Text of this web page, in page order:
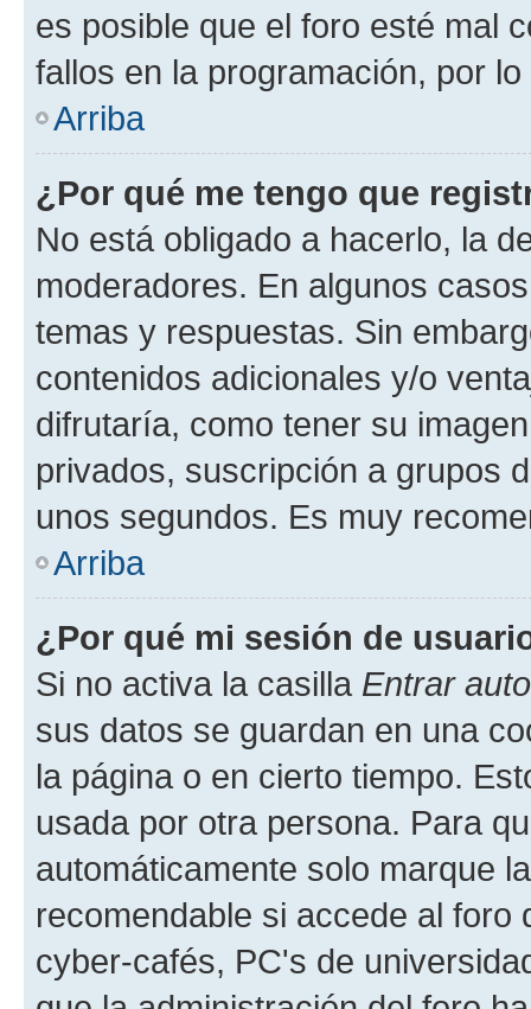
es posible que el foro esté mal
fallos en la programación, por
Arriba
¿Por qué me tengo que
No está obligado a hacerlo, la
moderadores. En algunos
temas y respuestas. Sin
contenidos adicionales y/o
difrutaría, como tener su
privados, suscripción a grupos
unos segundos. Es muy
Arriba
¿Por qué mi sesión de
Si no activa la casilla Entrar
sus datos se guardan en una
la página o en cierto tiempo.
usada por otra persona. Para
automáticamente solo marque
recomendable si accede al foro
cyber-cafés, PC's de